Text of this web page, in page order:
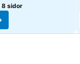
8 sidor